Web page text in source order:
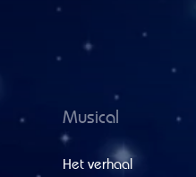
Musical
Het verhaal